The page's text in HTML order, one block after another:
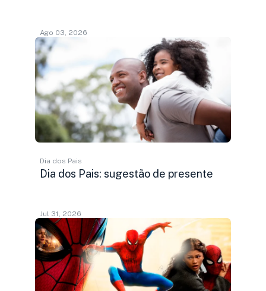
Ago 03, 2026
Dia dos Pais
Dia dos Pais: sugestão de presente
Jul 31, 2026